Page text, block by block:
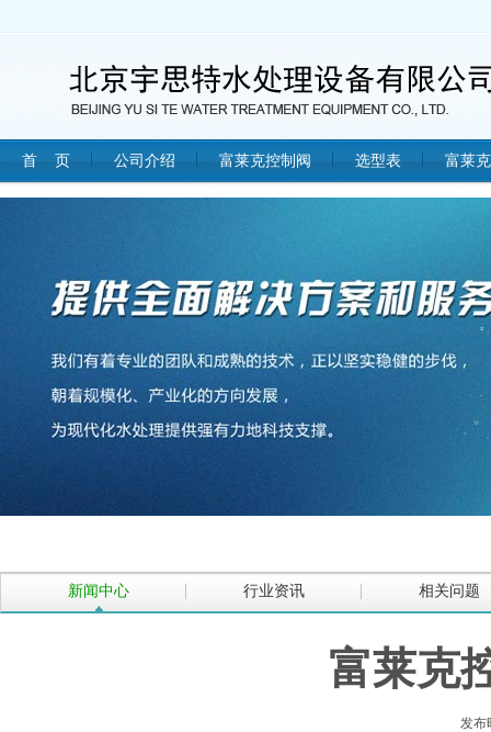
首 页 公司介绍 富莱克控制阀 选型表 富莱
新闻中心 行业资讯 相关问题
富莱克
发布